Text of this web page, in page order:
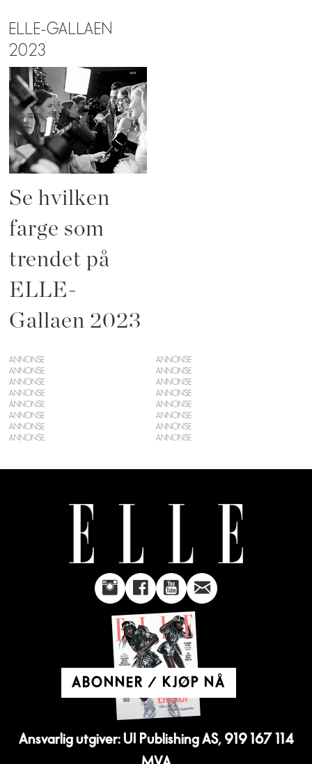
ELLE-GALLAEN
2023
Se hvilken
farge som
trendet på
ELLE-
Gallaen 2023
ANNONSE
ANNONSE
ANNONSE
ANNONSE
ANNONSE
ANNONSE
ANNONSE
ANNONSE
ABONNER / KJØP NÅ
Ansvarlig utgiver: UI Publishing AS, 919 167 114